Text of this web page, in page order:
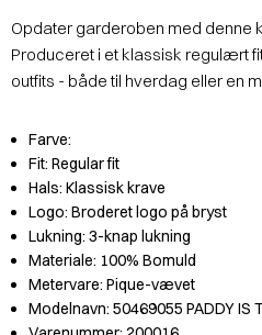
Opdater garderoben med denne
Produceret i et klassisk regulært
outfits - både til hverdag eller en
Farve:
Fit: Regular fit
Hals: Klassisk krave
Logo: Broderet logo på bryst
Lukning: 3-knap lukning
Materiale: 100% Bomuld
Metervare: Pique-vævet
Modelnavn: 50469055 PADDY IS